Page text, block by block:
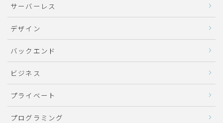
サーバーレス
デザイン
バックエンド
ビジネス
プライベート
プログラミング